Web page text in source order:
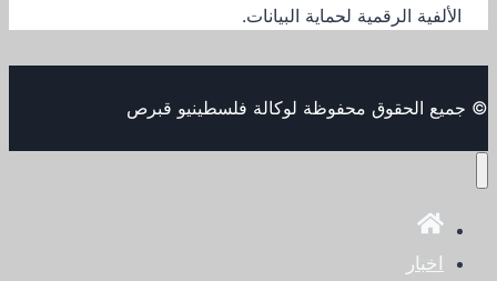
الألفية الرقمية لحماية البيانات.
© جميع الحقوق محفوظة لوكالة فلسطينيو قبرص
اخبار